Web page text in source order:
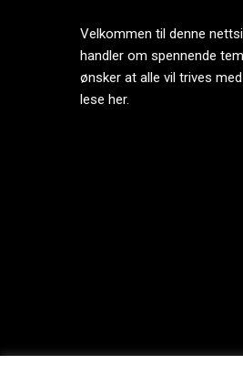
Velkommen til denne
handler om spennende
ønsker at alle vil trives
lese her.